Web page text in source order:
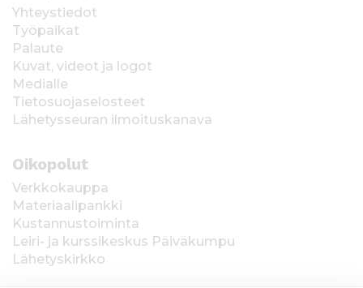
Yhteystiedot
Työpaikat
Palaute
Kuvat, videot ja logot
Medialle
Tietosuojaselosteet
Lähetysseuran ilmoituskanava
Oikopolut
Verkkokauppa
Materiaalipankki
Kustannustoiminta
Leiri- ja kurssikeskus Päiväkumpu
Lähetyskirkko